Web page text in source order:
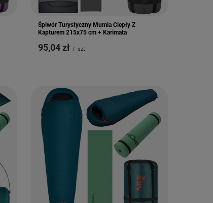
Śpiwór Turystyczny Mumia Ciepły Z
Kapturem 215x75 cm + Karimata
95,04 zł / szt.